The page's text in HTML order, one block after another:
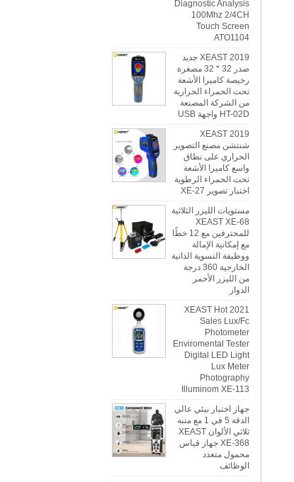
Diagnostic Analysis
100Mhz 2/4CH
Touch Screen
ATO1104
2019 XEAST جديد
صدر 32 * 32 مصغرة
رخيصة كاميرا الأشعة
تحت الحمراء الحرارية
من الشركة المصنعة
HT-02D واجهة USB
2019 XEAST
شنتشن مصنع التصوير
الحراري على نطاق
واسع كاميرا الأشعة
تحت الحمراء الرطوبة
اختبار تصوير XE-27
مستويات الليزر الثلاثية
XEAST XE-68
للمحترفين مع 12 خطًا
مع إمكانية الإمالة
ووظيفة التسوية الذاتية
الخارجية 360 درجة
من الليزر الأحمر
الدوار
2021 XEAST Hot
Sales Lux/Fc
Photometer
Enviromental Tester
Digital LED Light
Lux Meter
Photography
Illuminom XE-113
جهاز اختبار بيئي عالي
الدقة 5 في 1 مع منبه
ثلاثي الألوان XEAST
XE-368 جهاز قياس
محمول متعدد
الوظائف